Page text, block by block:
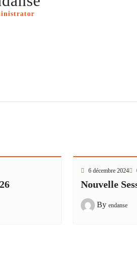
6 décembre 2024
Nouvelle
By endanse